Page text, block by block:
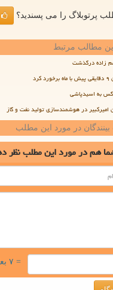
پرتوبلاگ را می پسندید؟
مطالب مرتبط
زاده درگذشت
به اسیدپاشی
امیرکبیر در هوشمندسازی تولید نفت و گاز
در مورد این مطلب
همدر مورد این مطلبنظر
= ۷ بعلاوه ۲